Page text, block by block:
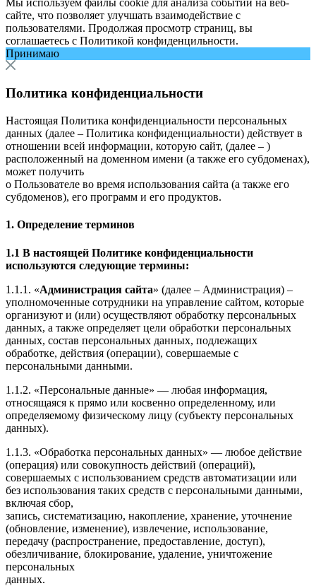
сайте, что позволяет улучшать взаимодействие с
пользователями. Продолжая просмотр страниц, вы
соглашаетесь с Политикой конфиденцильности.
Принимаю
Политика конфиденциальности
Настоящая Политика конфиденциальности персональных
данных (далее – Политика конфиденциальности) действует в
отношении всей информации, которую сайт, (далее – )
расположенный на доменном имени (а также его субдоменах),
может получить
о Пользователе во время использования сайта (а также его
субдоменов), его программ и его продуктов.
1. Определение терминов
1.1 В настоящей Политике конфиденциальности
используются следующие термины:
1.1.1. «Администрация сайта» (далее – Администрация) –
уполномоченные сотрудники на управление сайтом, которые
организуют и (или) осуществляют обработку персональных
данных, а также определяет цели обработки персональных
данных, состав персональных данных, подлежащих
обработке, действия (операции), совершаемые с
персональными данными.
1.1.2. «Персональные данные» — любая информация,
относящаяся к прямо или косвенно определенному, или
определяемому физическому лицу (субъекту персональных
данных).
1.1.3. «Обработка персональных данных» — любое действие
(операция) или совокупность действий (операций),
совершаемых с использованием средств автоматизации или
без использования таких средств с персональными данными,
включая сбор,
запись, систематизацию, накопление, хранение, уточнение
(обновление, изменение), извлечение, использование,
передачу (распространение, предоставление, доступ),
обезличивание, блокирование, удаление, уничтожение
персональных
данных.